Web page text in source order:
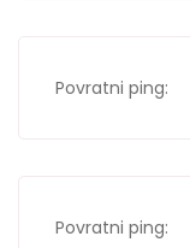
Povratni ping:
Povratni ping: